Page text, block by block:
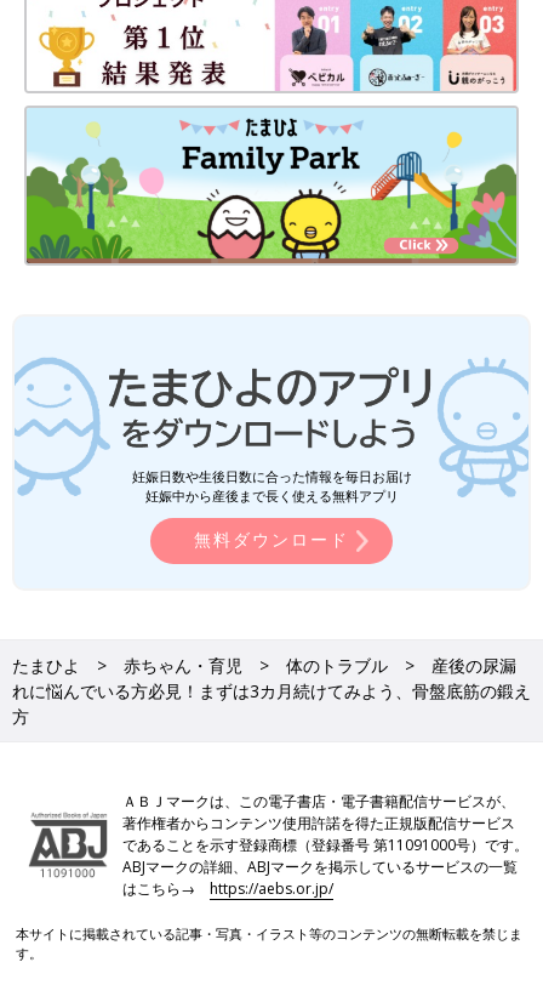
妊娠日数や生後日数に合った情報を毎日お届け
妊娠中から産後まで長く使える無料アプリ
無料ダウンロード
たまひよ 赤ちゃん・育児 体のトラブル
産後の尿漏
れに悩んでいる方必見！まずは3カ月続けてみよう、骨盤底筋の鍛え
方
ＡＢＪマークは、この電子書店・電子書籍配信サービスが、
著作権者からコンテンツ使用許諾を得た正規版配信サービス
であることを示す登録商標（登録番号 第11091000号）です。
ABJマークの詳細、ABJマークを掲示しているサービスの一覧
はこちら→https://aebs.or.jp/
本サイトに掲載されている記事・写真・イラスト等のコンテンツの無断転載を禁じま
す。